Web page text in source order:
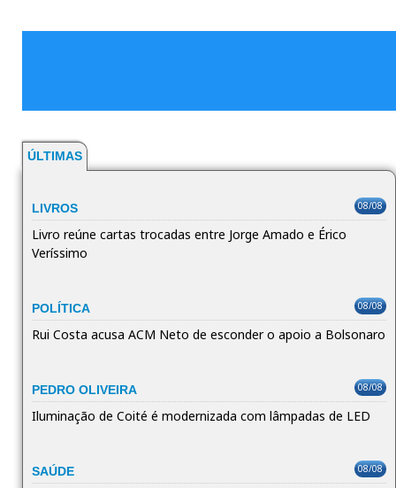
ÚLTIMAS
LIVROS 08/08
Livro reúne cartas trocadas entre Jorge Amado e Érico
Veríssimo
POLÍTICA 08/08
Rui Costa acusa ACM Neto de esconder o apoio a Bolsonaro
PEDRO OLIVEIRA 08/08
Iluminação de Coité é modernizada com lâmpadas de LED
SAÚDE 08/08